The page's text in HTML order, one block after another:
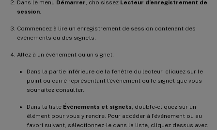
Dans le menu Démarrer , choisissez Lecteur d’enregistrement de
session
Commencez à lire un enregistrement de session contenant des
événements ou des signets.
Allez à un événement ou un signet.
Dans la partie inférieure de la fenêtre du lecteur, cliquez sur le
point ou carré représentant l’événement ou le signet que vous
souhaitez consulter.
Dans la liste Événements et signets , double-cliquez sur un
élément pour vous y rendre. Pour accéder à l’événement ou au
favori suivant, sélectionnez-le dans la liste, cliquez dessus avec